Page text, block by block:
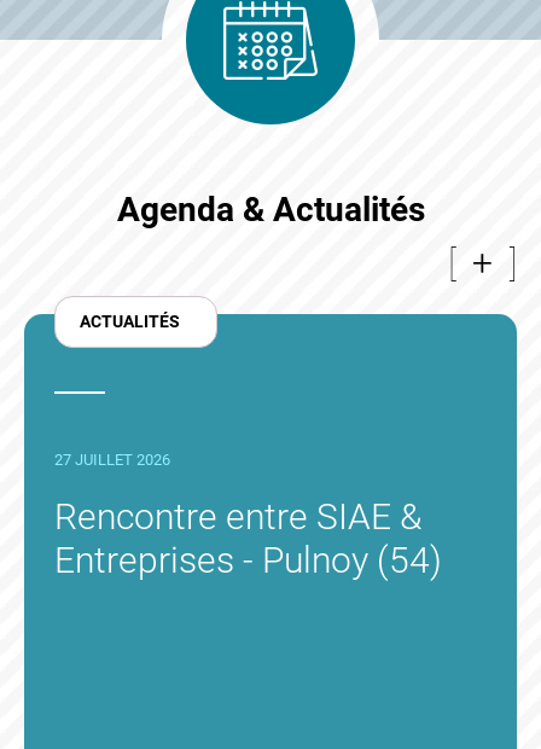
Agenda & Actualités
+
ACTUALITÉS
27 JUILLET 2026
Rencontre entre SIAE &
Entreprises - Pulnoy (54)